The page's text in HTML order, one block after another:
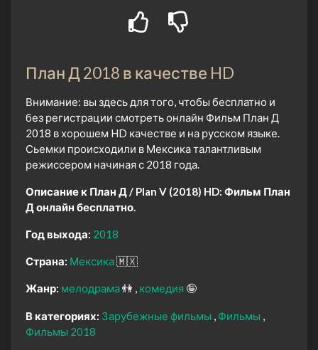
План Д 2018 в качестве HD
Внимание: вы здесь для того, чтобы бесплатно и
без регистрации смотреть онлайн Фильм План Д
2018 в хорошем HD качестве и на русском языке.
Сьемки происходили в Мексика талантливым
режиссером начиная с 2018 года.
Описание к План Д / Plan V (2018) HD: Фильм План
Д онлайн бесплатно.
Год выхода: 2018
Страна: Мексика🇲🇽
Жанр: мелодрама👫 комедия 🤪
В категориях: Зарубежные фильмы
Фильмы
Фильмы 2018